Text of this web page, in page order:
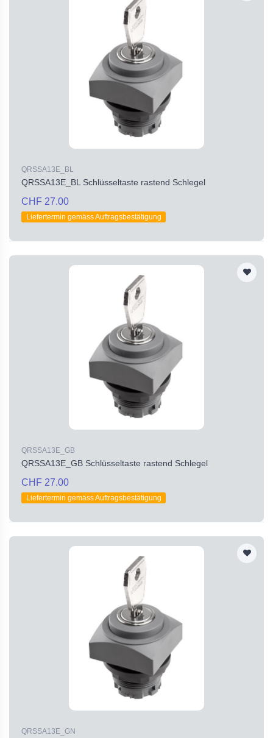
QRSSA13E_BL
QRSSA13E_BL Schlüsseltaste rastend Schlegel
CHF 27.00
Liefertermin gemäss Auftragsbestätigung
QRSSA13E_GB
QRSSA13E_GB Schlüsseltaste rastend Schlegel
CHF 27.00
Liefertermin gemäss Auftragsbestätigung
QRSSA13E_GN